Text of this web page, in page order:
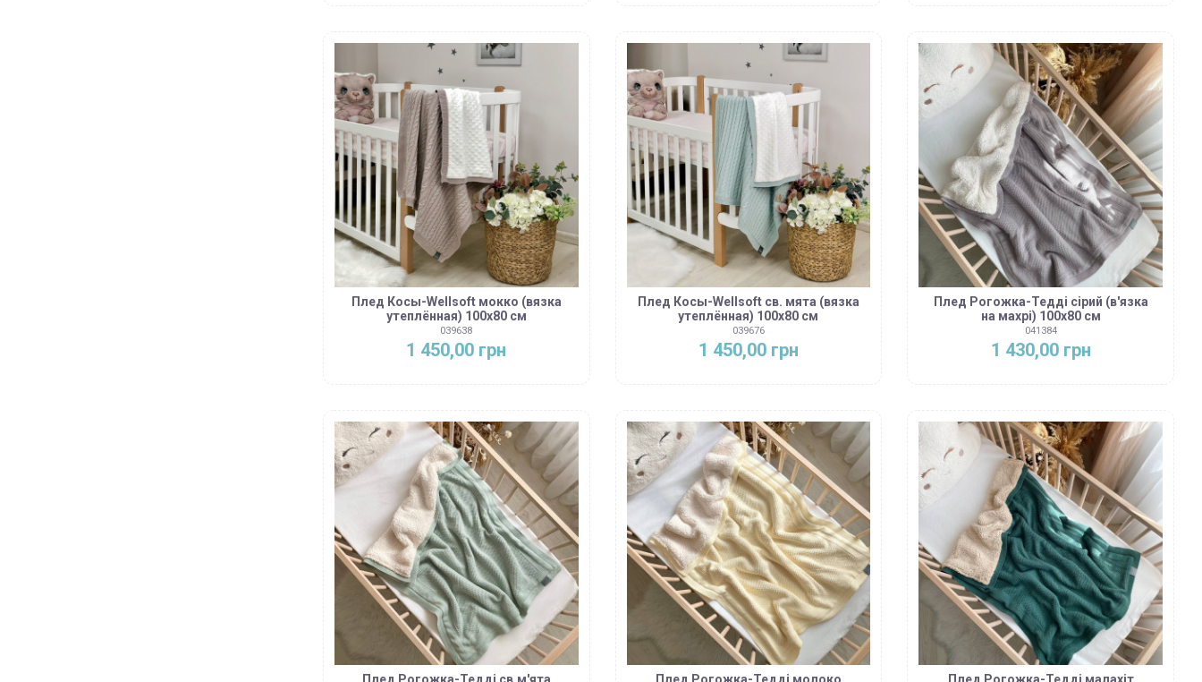
Плед Косы-Wellsoft мокко (вязка
утеплённая) 100х80 см
039638
1 450,00 грн
Плед Косы-Wellsoft св. мята (вязка
утеплённая) 100х80 см
039676
1 450,00 грн
Плед Рогожка-Тедді сірий (в'язка
на махрі) 100х80 см
041384
1 430,00 грн